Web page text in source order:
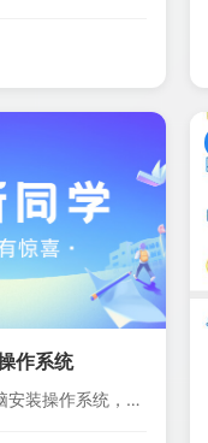
作系统
安装操作系统，确